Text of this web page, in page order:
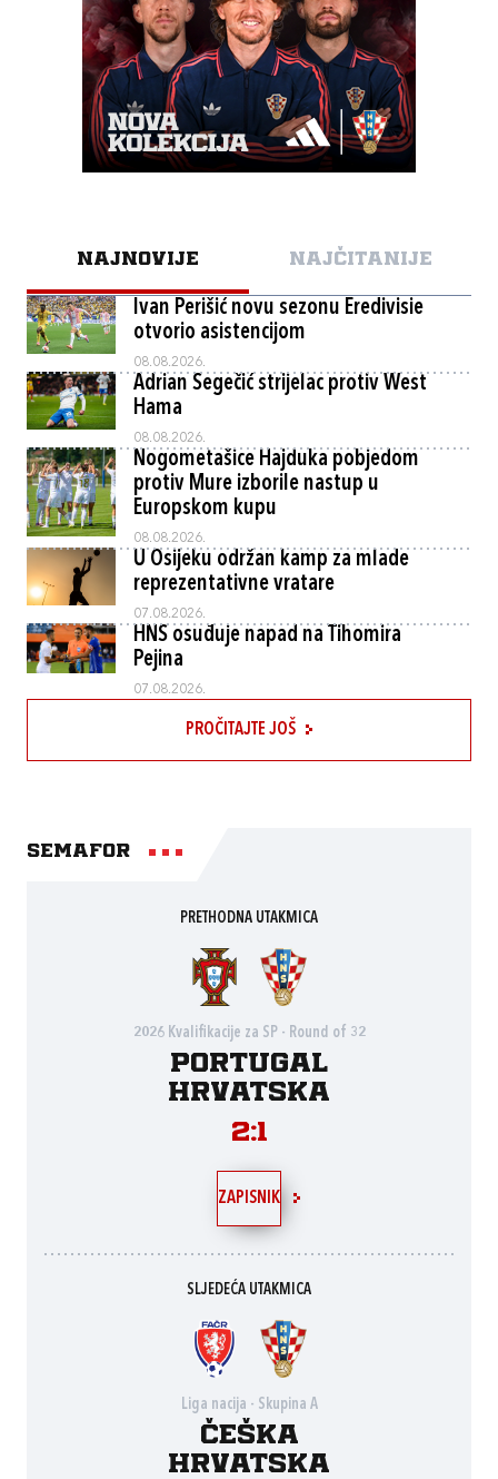
NAJNOVIJE NAJČITANIJE
Ivan Perišić novu sezonu Eredivisie
otvorio asistencijom
08.08.2026.
Adrian Segečić strijelac protiv West
Hama
08.08.2026.
Nogometašice Hajduka pobjedom
protiv Mure izborile nastup u
Europskom kupu
08.08.2026.
U Osijeku održan kamp za mlade
reprezentativne vratare
07.08.2026.
HNS osuđuje napad na Tihomira
Pejina
07.08.2026.
PROČITAJTE JOŠ
Semafor
PRETHODNA UTAKMICA
2026 Kvalifikacije za SP - Round of 32
Portugal
Hrvatska
2:1
ZAPISNIK
SLJEDEĆA UTAKMICA
Liga nacija - Skupina A
Češka
Hrvatska